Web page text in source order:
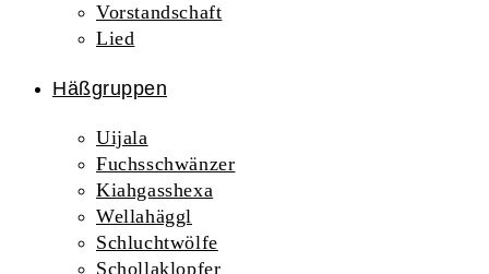
Vorstandschaft
Lied
Häßgruppen
Uijala
Fuchsschwänzer
Kiahgasshexa
Wellahäggl
Schluchtwölfe
Schollaklopfer